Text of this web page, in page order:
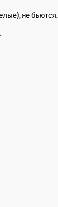
не бьются.